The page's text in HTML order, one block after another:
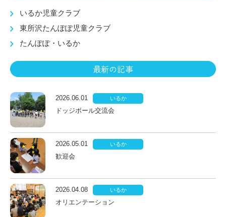
いるか児童クラブ
東所沢たんぽぽ児童クラブ
たんぽぽ・いるか
最新の記事
2026.06.01 いるか
ドッジボール交流会
2026.05.01 いるか
歓迎会
2026.04.08 いるか
オリエンテーション